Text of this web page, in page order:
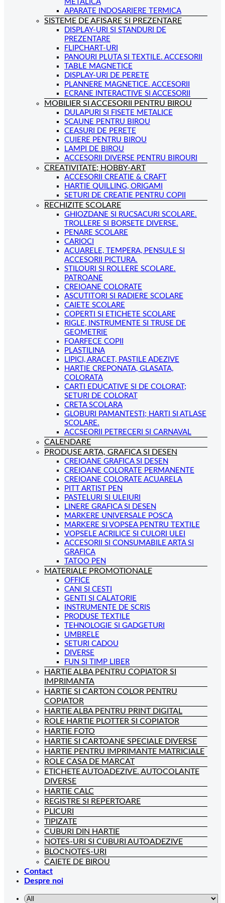
METALICA
APARATE INDOSARIERE TERMICA
SISTEME DE AFISARE SI PREZENTARE
DISPLAY-URI SI STANDURI DE
PREZENTARE
FLIPCHART-URI
PANOURI PLUTA SI TEXTILE. ACCESORII
TABLE MAGNETICE
DISPLAY-URI DE PERETE
PLANNERE MAGNETICE. ACCESORII
ECRANE INTERACTIVE SI ACCESORII
MOBILIER SI ACCESORII PENTRU BIROU
DULAPURI SI FISETE METALICE
SCAUNE PENTRU BIROU
CEASURI DE PERETE
CUIERE PENTRU BIROU
LAMPI DE BIROU
ACCESORII DIVERSE PENTRU BIROURI
CREATIVITATE; HOBBY-ART
ACCESORII CREATIE & CRAFT
HARTIE QUILLING, ORIGAMI
SETURI DE CREATIE PENTRU COPII
RECHIZITE SCOLARE
GHIOZDANE SI RUCSACURI SCOLARE.
TROLLERE SI BORSETE DIVERSE.
PENARE SCOLARE
CARIOCI
ACUARELE, TEMPERA, PENSULE SI
ACCESORII PICTURA.
STILOURI SI ROLLERE SCOLARE.
PATROANE
CREIOANE COLORATE
ASCUTITORI SI RADIERE SCOLARE
CAIETE SCOLARE
COPERTI SI ETICHETE SCOLARE
RIGLE, INSTRUMENTE SI TRUSE DE
GEOMETRIE
FOARFECE COPII
PLASTILINA
LIPICI, ARACET, PASTILE ADEZIVE
HARTIE CREPONATA, GLASATA,
COLORATA
CARTI EDUCATIVE SI DE COLORAT;
SETURI DE COLORAT
CRETA SCOLARA
GLOBURI PAMANTESTI; HARTI SI ATLASE
SCOLARE.
ACCSEORII PETRECERI SI CARNAVAL
CALENDARE
PRODUSE ARTA, GRAFICA SI DESEN
CREIOANE GRAFICA SI DESEN
CREIOANE COLORATE PERMANENTE
CREIOANE COLORATE ACUARELA
PITT ARTIST PEN
PASTELURI SI ULEIURI
LINERE GRAFICA SI DESEN
MARKERE UNIVERSALE POSCA
MARKERE SI VOPSEA PENTRU TEXTILE
VOPSELE ACRILICE SI CULORI ULEI
ACCESORII SI CONSUMABILE ARTA SI
GRAFICA
TATOO PEN
MATERIALE PROMOTIONALE
OFFICE
CANI SI CESTI
GENTI SI CALATORIE
INSTRUMENTE DE SCRIS
PRODUSE TEXTILE
TEHNOLOGIE SI GADGETURI
UMBRELE
SETURI CADOU
DIVERSE
FUN SI TIMP LIBER
HARTIE ALBA PENTRU COPIATOR SI
IMPRIMANTA
HARTIE SI CARTON COLOR PENTRU
COPIATOR
HARTIE ALBA PENTRU PRINT DIGITAL
ROLE HARTIE PLOTTER SI COPIATOR
HARTIE FOTO
HARTIE SI CARTOANE SPECIALE DIVERSE
HARTIE PENTRU IMPRIMANTE MATRICIALE
ROLE CASA DE MARCAT
ETICHETE AUTOADEZIVE. AUTOCOLANTE
DIVERSE
HARTIE CALC
REGISTRE SI REPERTOARE
PLICURI
TIPIZATE
CUBURI DIN HARTIE
NOTES-URI SI CUBURI AUTOADEZIVE
BLOCNOTES-URI
CAIETE DE BIROU
Contact
Despre noi